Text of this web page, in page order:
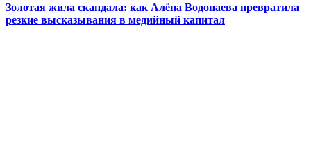
Золотая жила скандала: как Алёна Водонаева превратила
резкие высказывания в медийный капитал